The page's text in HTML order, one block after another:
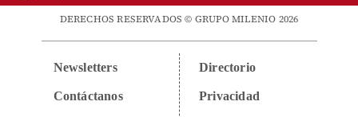
DERECHOS RESERVADOS © GRUPO MILENIO 2026
Newsletters
Contáctanos
Directorio
Privacidad